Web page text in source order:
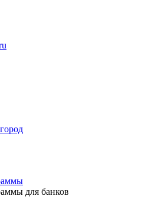
для банков